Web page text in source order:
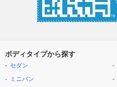
ボディタイプから探す
セダン
ミニバン